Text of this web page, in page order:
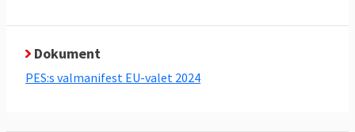
Dokument
PES:s valmanifest EU-valet 2024